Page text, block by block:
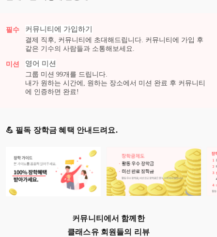
필수 커뮤니티에 가입하기
결제 직후, 커뮤니티에 초대해드립니다. 커뮤니티에 가입 후
같은 기수의 사람들과 소통해보세요.
미션 영어 미션
그룹 미션 99개를 드립니다.
내가 원하는 시간에, 원하는 장소에서 미션 완료 후 커뮤니티
에 인증하면 완료!
💪 필독 장학금 혜택 안내드려요.
커뮤니티에서 함께한
클래스유 회원들의 리뷰